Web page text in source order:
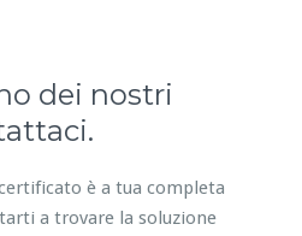
dei nostri
è a tua completa
a trovare la soluzione